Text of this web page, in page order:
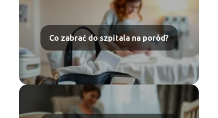
Co zabrać do szpitala na poród?